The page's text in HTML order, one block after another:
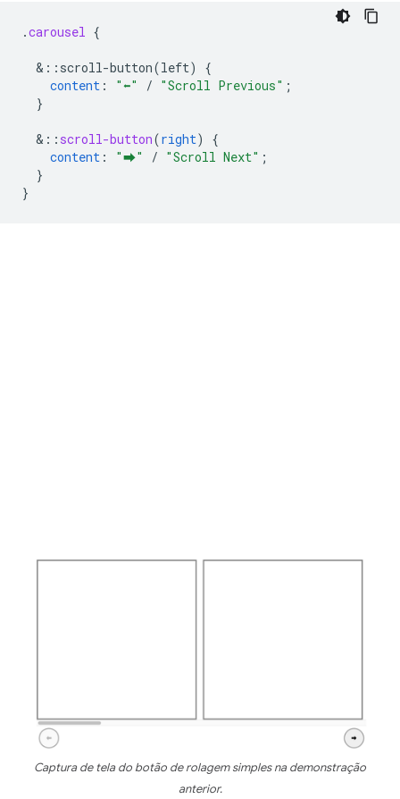
.carousel {
& ::scroll-button(left)
{
content : "⬅" / "Scroll Previous" ;
}
& :: scroll-button(right)
{
content : "⮕" / "Scroll Next" ;
}
}
Captura de tela do botão de rolagem simples na demonstração
anterior.